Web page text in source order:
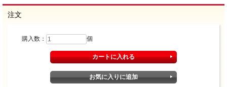
注文
購入数： 個